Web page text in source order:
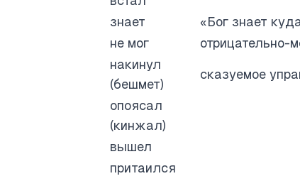
знает
«Бог знает
не мог отрицательно-
накинул
(бешмет)
сказуемое
опоясал
(кинжал)
вышел
притаился